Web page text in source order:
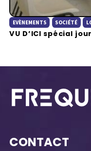
EVÈNEMENTS SOCIÉTÉ
VU D’ICI spécial
CONTACT